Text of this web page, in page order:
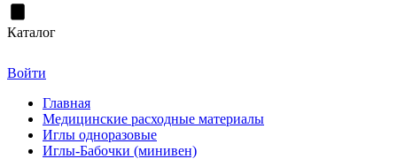
Каталог
Войти
Главная
Медицинские расходные материалы
Иглы одноразовые
Иглы-Бабочки (минивен)